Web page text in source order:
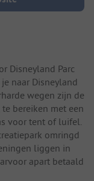
Disneyland Parc
naar Disneyland
wegen zijn de
bereiken met een
voor tent of luifel.
omringd
liggen in
apart betaald